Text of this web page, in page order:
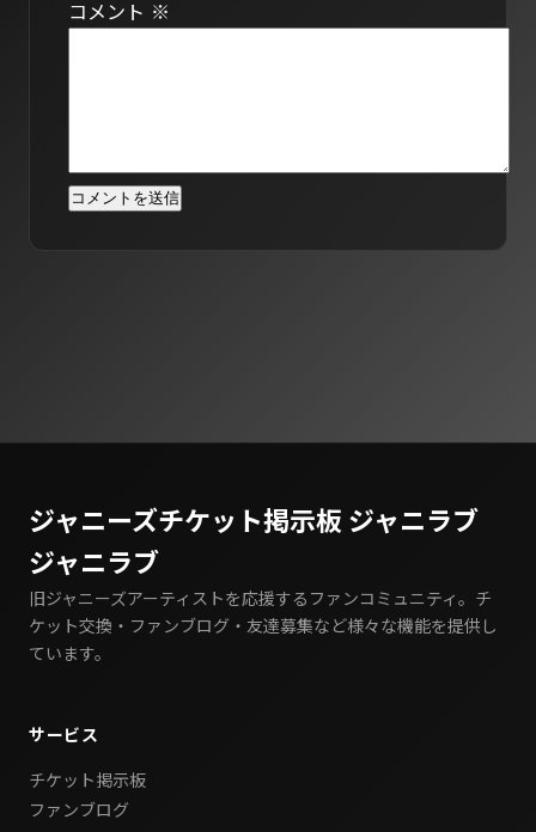
コメント ※
ジャニーズチケット掲示板 ジャニラブ
ジャニラブ
旧ジャニーズアーティストを応援するファンコミュニティ。チ
ケット交換・ファンブログ・友達募集など様々な機能を提供し
ています。
サービス
チケット掲示板
ファンブログ